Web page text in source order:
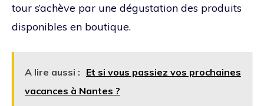
tour s’achève par une dégustation des produits
disponibles en boutique.
A lire aussi : Et si vous passiez vos prochaines
vacances à Nantes ?